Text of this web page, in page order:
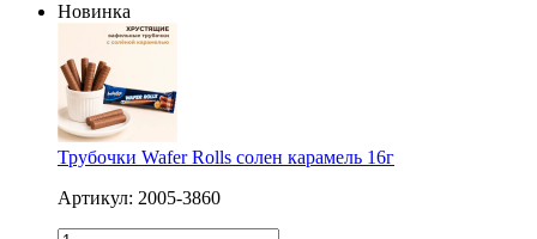
Новинка
Трубочки Wafer Rolls солен карамель 16г
Артикул: 2005-3860